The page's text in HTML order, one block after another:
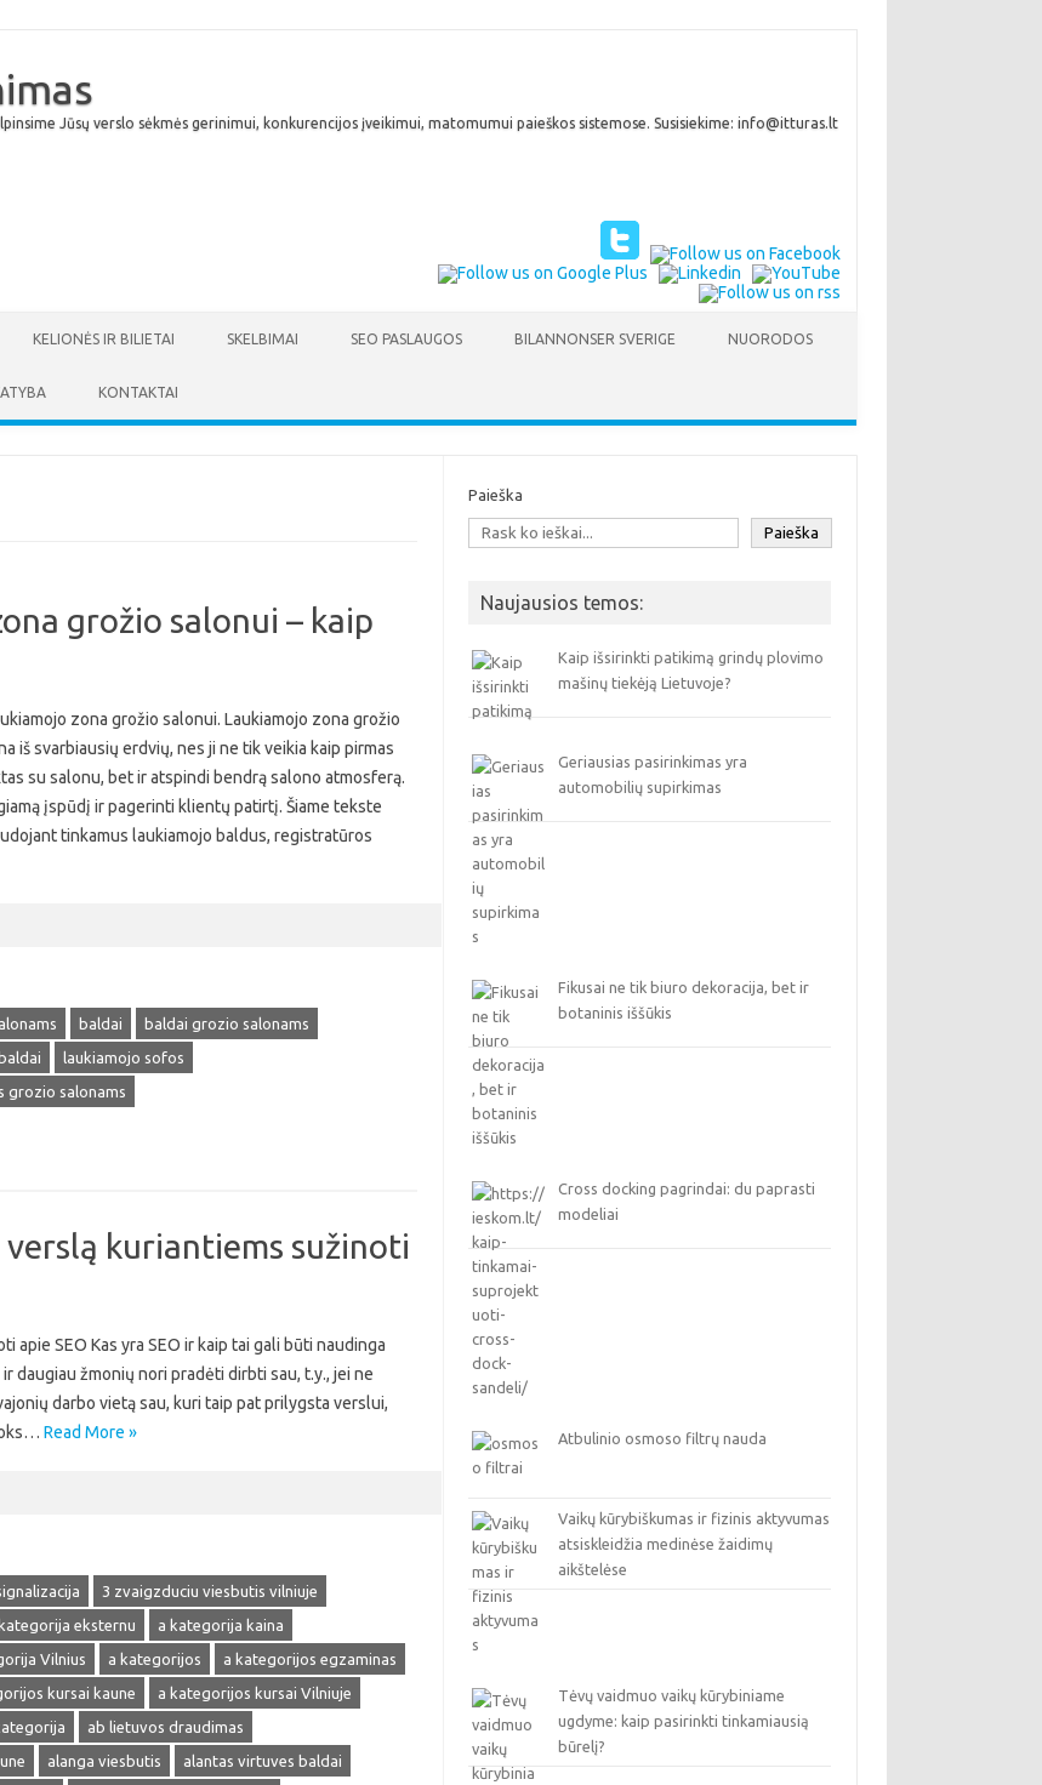
Jūsų verslo sėkmės gerinimui, konkurencijos įveikimui, matomumui paieškos sistemose. Susisiekime: info@itturas.lt
KELIONĖS IR BILIETAI SKELBIMAI SEO PASLAUGOS BILANNONSER SVERIGE NUORODOS
KONTAKTAI
grožio salonui – kaip
zona grožio salonui. Laukiamojo zona grožio
iš svarbiausių erdvių, nes ji ne tik veikia kaip pirmas
su salonu, bet ir atspindi bendrą salono atmosferą.
įspūdį ir pagerinti klientų patirtį. Šiame tekste
tinkamus laukiamojo baldus, registratūros
baldai
baldai grozio salonams
laukiamojo sofos
grozio salonams
kuriantiems sužinoti
SEO Kas yra SEO ir kaip tai gali būti naudinga
daugiau žmonių nori pradėti dirbti sau, t.y., jei ne
darbo vietą sau, kuri taip pat prilygsta verslui,
Read More »
3 zvaigzduciu viesbutis vilniuje
eksternu
a kategorija kaina
Vilnius a kategorijos
a kategorijos egzaminas
kursai kaune
a kategorijos kursai Vilniuje
ab lietuvos draudimas
alanga viesbutis
alantas virtuves baldai
Paieška
Paieška
Naujausios temos:
Kaip išsirinkti patikimą grindų plovimo
mašinų tiekėją Lietuvoje?
Geriausias pasirinkimas yra
automobilių supirkimas
Fikusai ne tik biuro dekoracija, bet ir
botaninis iššūkis
Cross docking pagrindai: du paprasti
modeliai
Atbulinio osmoso filtrų nauda
Vaikų kūrybiškumas ir fizinis aktyvumas
atsiskleidžia medinėse žaidimų
aikštelėse
Tėvų vaidmuo vaikų kūrybiniame
ugdyme: kaip pasirinkti tinkamiausią
būrelį?